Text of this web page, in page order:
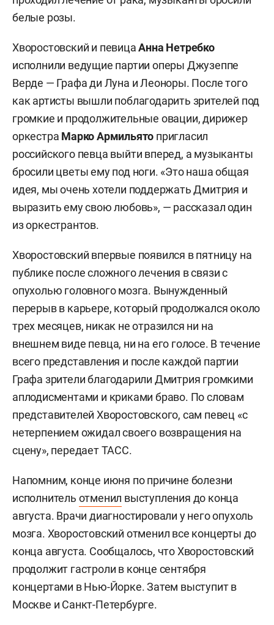
белые розы.
Хворостовский и певицаАнна Нетребко
исполнили ведущие партии оперы Джузеппе
Верде — Графа ди Луна и Леоноры. После того
как артисты вышли поблагодарить зрителей под
громкие и продолжительные овации, дирижер
оркестра Марко Армильято пригласил
российского певца выйти вперед, а музыканты
бросили цветы ему под ноги. «Это наша общая
идея, мы очень хотели поддержать Дмитрия и
выразить ему свою любовь», — рассказал один
из оркестрантов.
Хворостовский впервые появился в пятницу на
публике после сложного лечения в связи с
опухолью головного мозга. Вынужденный
перерыв в карьере, который продолжался около
трех месяцев, никак не отразился ни на
внешнем виде певца, ни на его голосе. В течение
всего представления и после каждой партии
Графа зрители благодарили Дмитрия громкими
аплодисментами и криками браво. По словам
представителей Хворостовского, сам певец «с
нетерпением ожидал своего возвращения на
сцену», передает ТАСС.
Напомним, конце июня по причине болезни
исполнитель отменил выступления до конца
августа. Врачи диагностировали у него опухоль
мозга. Хворостовский отменил все концерты до
конца августа. Сообщалось, что Хворостовский
продолжит гастроли в конце сентября
концертами в Нью-Йорке. Затем выступит в
Москве и Санкт-Петербурге.